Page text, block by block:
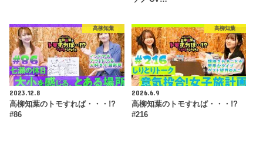
高柳知葉
2023.12.8
高柳知葉のトモすれば・・・!?
#86
高柳知葉
2026.6.9
高柳知葉のトモすれば・・・!?
#216